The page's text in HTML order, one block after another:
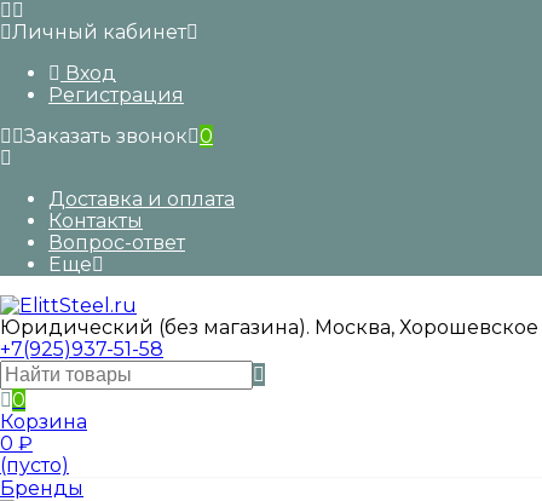
Личный кабинет
Вход
Регистрация
Заказать звонок 0
Доставка и оплата
Контакты
Вопрос-ответ
Еще
Юридический (без магазина). Москва, Хорошевское
+7(925)937-51-58
0
Корзина
0 ₽
(пусто)
Бренды